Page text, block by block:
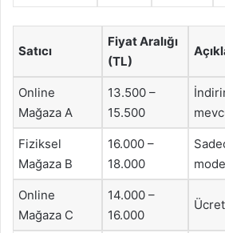
Satıcı
Fiyat Aralığı
(TL)
Online
Mağaza A
13.500 –
15.500
Fiziksel
Mağaza B
16.000 –
18.000
Online
Mağaza C
14.000 –
16.000